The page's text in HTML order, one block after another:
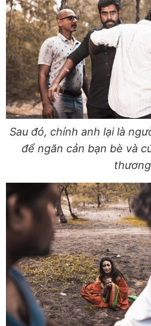
Sau đó, chính anh lại là
để ngăn cản bạn bè và